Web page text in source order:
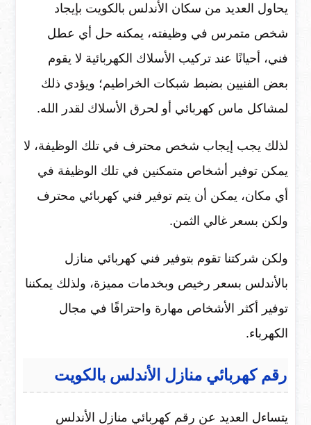
يحاول العديد من سكان الأندلس بالكويت بإيجاد
شخص متمرس في وظيفته، يمكنه حل أي عطل
فني، أحيانًا عند تركيب الأسلاك الكهربائية لا يقوم
بعض الفنيين بضبط شبكات الخراطيم؛ ويؤدي ذلك
لمشاكل ماس كهربائي أو لحرق الأسلاك لقدر الله.
لذلك يجب إيجاب شخص محترف في تلك الوظيفة، لا
يمكن توفير أشخاص متمكنين في تلك الوظيفة في
أي مكان، يمكن أن يتم توفير فني كهربائي محترف
ولكن بسعر غالي الثمن.
ولكن شركتنا تقوم بتوفير فني كهربائي منازل
بالأندلس بسعر رخيص وبخدمات مميزة، ولذلك يمكننا
توفير أكثر الأشخاص مهارة واحترافًا في مجال
الكهرباء.
رقم كهربائي منازل الأندلس بالكويت
يتساءل العديد عن رقم كهربائي منازل الأندلس